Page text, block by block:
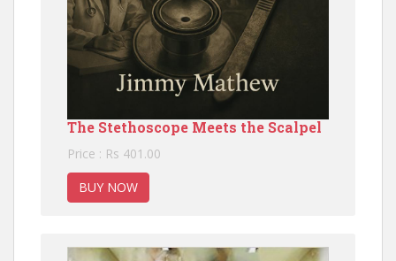
The Stethoscope Meets the Scalpel
Price : Rs 401.00
BUY NOW